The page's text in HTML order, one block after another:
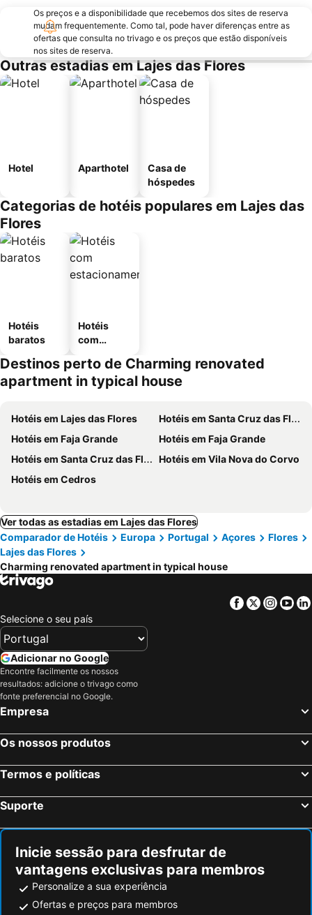
Os preços e a disponibilidade que recebemos dos sites de reserva
mudam frequentemente. Como tal, pode haver diferenças entre as
ofertas que consulta no trivago e os preços que estão disponíveis
nos sites de reserva.
Outras estadias em Lajes das Flores
Hotel Aparthotel
Casa de
hóspedes
Categorias de hotéis populares em Lajes das
Flores
Hotéis
baratos
Hotéis
com
mento
Destinos perto de Charming renovated
apartment in typical house
Hotéis em Lajes das Flores
Hotéis em Santa Cruz das Flores
Hotéis em Faja Grande
Hotéis em Faja Grande
Hotéis em Santa Cruz das Flores
Hotéis em Vila Nova do Corvo
Hotéis em Cedros
Ver todas as estadias em Lajes das Flores
Comparador de Hotéis
Europa Portugal Açores
Flores
Lajes das Flores
Charming renovated apartment in typical house
Facebook
Twitter
Selecione o seu país
Adicionar no Google
Encontre facilmente os nossos
resultados: adicione o trivago como
fonte preferencial no Google.
Empresa
Os nossos produtos
Termos e políticas
Suporte
Inicie sessão para desfrutar de
vantagens exclusivas para membros
Personalize a sua experiência
Ofertas e preços para membros